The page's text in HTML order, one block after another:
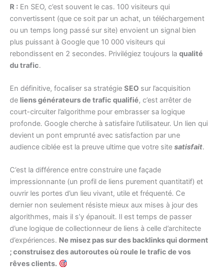
R : En SEO, c’est souvent le cas. 100 visiteurs qui
convertissent (que ce soit par un achat, un téléchargement
ou un temps long passé sur site) envoient un signal bien
plus puissant à Google que 10 000 visiteurs qui
rebondissent en 2 secondes. Privilégiez toujours la qualité
du trafic.
En définitive, focaliser sa stratégie SEO sur l’acquisition
de liens générateurs de trafic qualifié, c’est arrêter de
court-circuiter l’algorithme pour embrasser sa logique
profonde. Google cherche à satisfaire l’utilisateur. Un lien qui
devient un pont emprunté avec satisfaction par une
audience ciblée est la preuve ultime que votre site satisfait.
C’est la différence entre construire une façade
impressionnante (un profil de liens purement quantitatif) et
ouvrir les portes d’un lieu vivant, utile et fréquenté. Ce
dernier non seulement résiste mieux aux mises à jour des
algorithmes, mais il s’y épanouit. Il est temps de passer
d’une logique de collectionneur de liens à celle d’architecte
d’expériences. Ne misez pas sur des backlinks qui dorment
; construisez des autoroutes où roule le trafic de vos
rêves clients.